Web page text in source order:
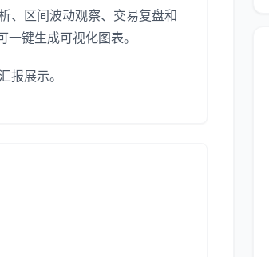
、区间波动观察、交易复盘和
一键生成可视化图表。
报展示。